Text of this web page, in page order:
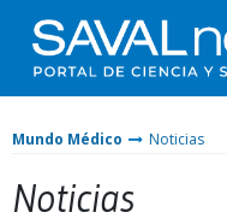
Mundo Médico Noticias
Noticias